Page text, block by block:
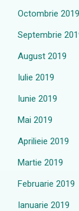
Octombrie 2019
Septembrie
August 2019
Iulie 2019
Iunie 2019
Mai 2019
Aprilieie 2019
Martie 2019
Februarie 2019
Ianuarie 2019